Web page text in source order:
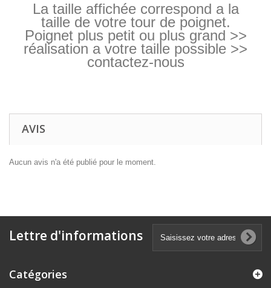
La taille affichée correspond a la
taille de votre tour de poignet.
Poignet plus petit ou plus grand >>
réalisation a votre taille possible >>
contactez-nous
AVIS
Aucun avis n'a été publié pour le moment.
Lettre d'informations
Catégories